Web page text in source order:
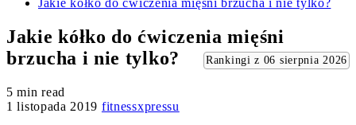
Jakie kółko do ćwiczenia mięśni brzucha i nie tylko?
Jakie kółko do ćwiczenia mięśni
brzucha i nie tylko?
Rankingi z 06 sierpnia 2026
5 min read
1 listopada 2019 fitnessxpressu